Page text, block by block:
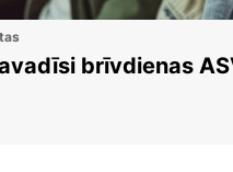
brīvdienas